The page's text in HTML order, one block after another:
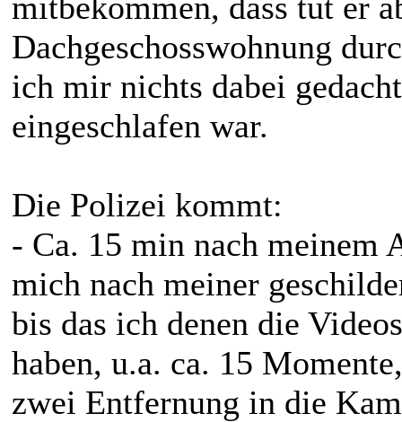
Dachgeschosswohnung
ich mir nichts dabei
eingeschlafen war.
Die Polizei kommt:
- Ca. 15 min nach meinem
mich nach meiner
bis das ich denen die
haben, u.a. ca. 15
zwei Entfernung in die